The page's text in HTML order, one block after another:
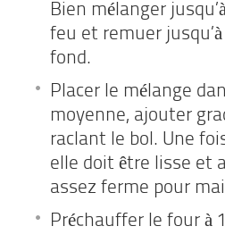
Bien mélanger
feu et remuer
fond.
Placer le mélange
moyenne, ajouter
raclant le bol. Une
elle doit être lisse et
assez ferme pour
Préchauffer le four à